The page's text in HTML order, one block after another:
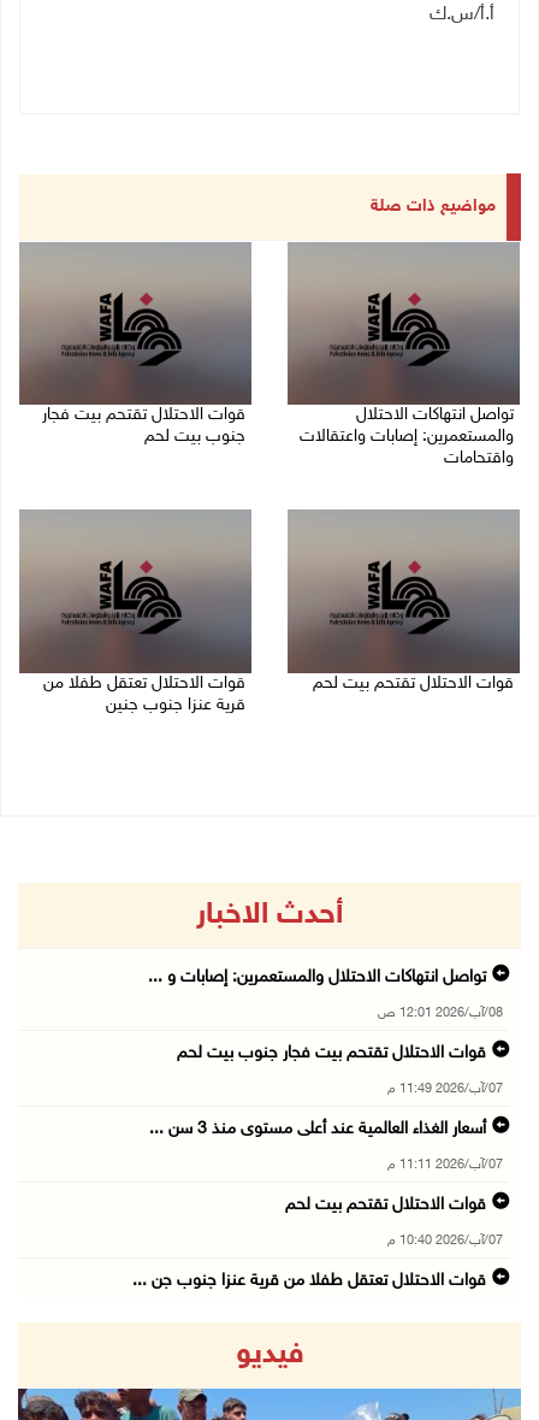
أ.أ/س.ك
مواضيع ذات صلة
تواصل انتهاكات الاحتلال
والمستعمرين: إصابات واعتقالات
واقتحامات
قوات الاحتلال تقتحم بيت فجار
جنوب بيت لحم
قوات الاحتلال تقتحم بيت لحم
قوات الاحتلال تعتقل طفلا من
قرية عنزا جنوب جنين
أحدث الاخبار
تواصل انتهاكات الاحتلال والمستعمرين: إصابات و ...
08/آب/2026 12:01 ص
قوات الاحتلال تقتحم بيت فجار جنوب بيت لحم
07/آب/2026 11:49 م
أسعار الغذاء العالمية عند أعلى مستوى منذ 3 سن ...
07/آب/2026 11:11 م
قوات الاحتلال تقتحم بيت لحم
07/آب/2026 10:40 م
قوات الاحتلال تعتقل طفلا من قرية عنزا جنوب جن ...
قوات الاحتلال تغلق مداخل يعبد جنوب غرب جنين
07/آب/2026 10:15 م
فيديو